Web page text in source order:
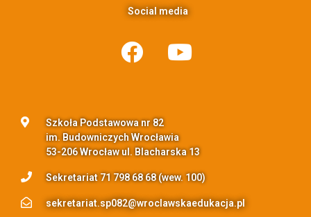
Szkoła Podstawowa nr 82
im. Budowniczych Wrocławia
53-206 Wrocław ul. Blacharska 13
Sekretariat 71 798 68 68 (wew. 100)
sekretariat.sp082@wroclawskaedukacja.pl
Social media